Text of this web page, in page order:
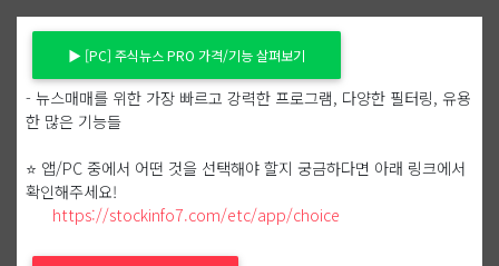
▶ [PC] 주식뉴스 PRO 가격/기능 살펴보기
- 뉴스매매를 위한 가장 빠르고 강력한 프로그램, 다양한 필터링, 유용
한 많은 기능들
⭐ 앱/PC 중에서 어떤 것을 선택해야 할지 궁금하다면 아래 링크에서
확인해주세요!
https://stockinfo7.com/etc/app/choice